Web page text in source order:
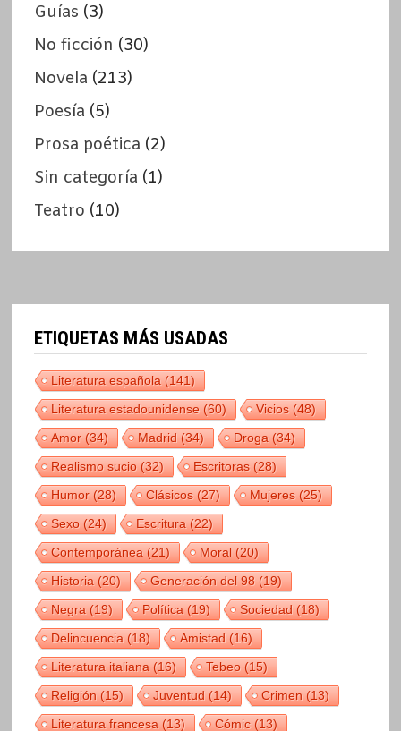
Guías (3)
No ficción (30)
Novela (213)
Poesía (5)
Prosa poética (2)
Sin categoría (1)
Teatro (10)
ETIQUETAS MÁS USADAS
Literatura española(141)
Literatura estadounidense(60) Vicios(48)
Amor(34) Madrid(34) Droga(34)
Realismo sucio(32) Escritoras(28)
Humor(28) Clásicos(27) Mujeres(25)
Sexo(24) Escritura(22)
Contemporánea(21) Moral(20)
Historia(20) Generación del 98(19)
Negra(19) Política(19) Sociedad(18)
Delincuencia(18) Amistad(16)
Literatura italiana(16) Tebeo(15)
Religión(15) Juventud(14) Crimen(13)
Literatura francesa(13) Cómic(13)